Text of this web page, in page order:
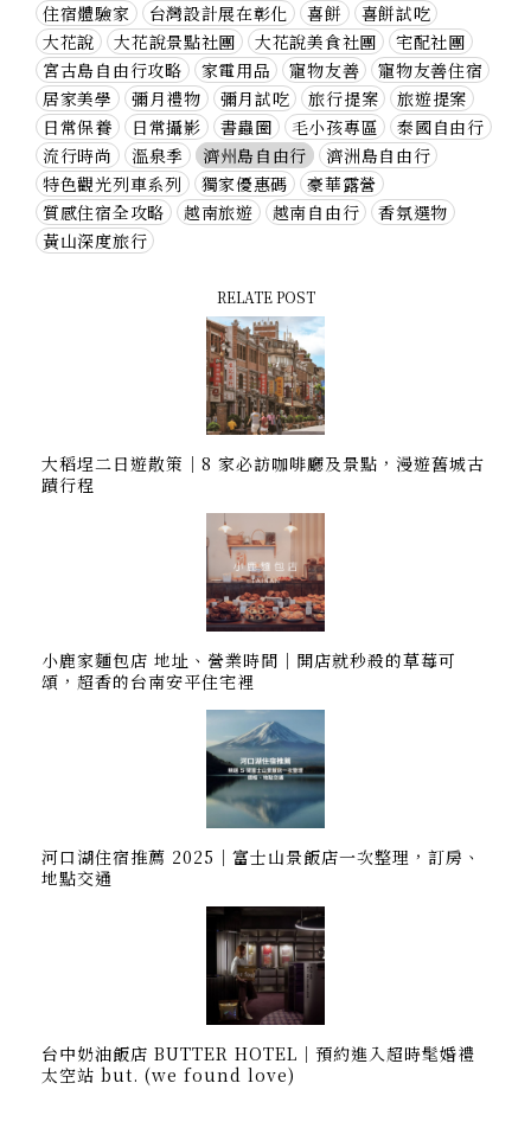
住宿體驗家
台灣設計展在彰化 喜餅
喜餅試吃
大花說
大花說景點社團 大花說美食社團
宅配社團
宮古島自由行攻略
家電用品 寵物友善
寵物友善住宿
居家美學
彌月禮物 彌月試吃 旅行提案
旅遊提案
日常保養
日常攝影 書蟲圈 毛小孩專區
泰國自由行
流行時尚
溫泉季 濟州島自由行
濟洲島自由行
特色觀光列車系列
獨家優惠碼
豪華露營
質感住宿全攻略
越南旅遊 越南自由行
香氛選物
黃山深度旅行
RELATE POST
大稻埕二日遊散策｜8 家必訪咖啡廳及景點，漫遊舊城古
蹟行程
小鹿家麵包店 地址、營業時間｜開店就秒殺的草莓可
頌，超香的台南安平住宅裡
河口湖住宿推薦 2025｜富士山景飯店一次整理，訂房、
地點交通
台中奶油飯店 BUTTER HOTEL｜預約進入超時髦婚禮
太空站 but. (we found love)